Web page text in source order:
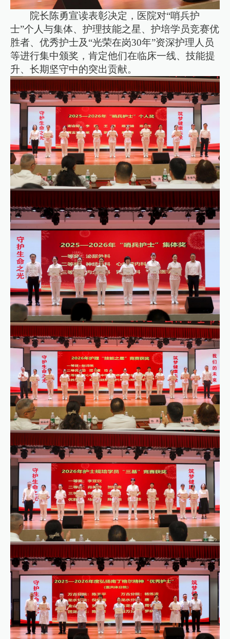
院长陈勇宣读表彰决定，医院对“哨兵护
士”个人与集体、护理技能之星、护培学员竞赛优
胜者、优秀护士及“光荣在岗30年”资深护理人员
等进行集中颁奖，肯定他们在临床一线、技能提
升、长期坚守中的突出贡献。